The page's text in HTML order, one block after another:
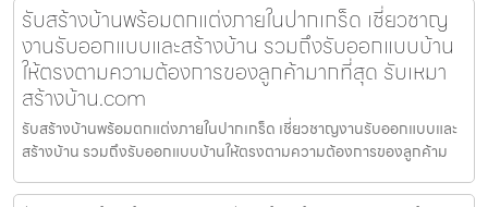
รับสร้างบ้านพร้อมตกแต่งภายในปากเกร็ด เชี่ยวชาญ
งานรับออกแบบและสร้างบ้าน รวมถึงรับออกแบบบ้าน
ให้ตรงตามความต้องการของลูกค้ามากที่สุด รับเหมา
สร้างบ้าน.com
รับสร้างบ้านพร้อมตกแต่งภายในปากเกร็ด เชี่ยวชาญงานรับออกแบบและ
สร้างบ้าน รวมถึงรับออกแบบบ้านให้ตรงตามความต้องการของลูกค้าม